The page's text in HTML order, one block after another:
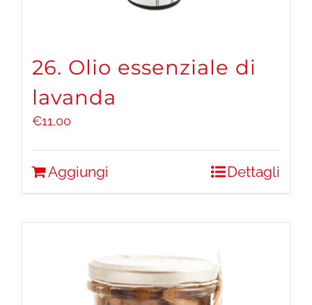
26. Olio essenziale di
lavanda
€11,00
Aggiungi Dettagli